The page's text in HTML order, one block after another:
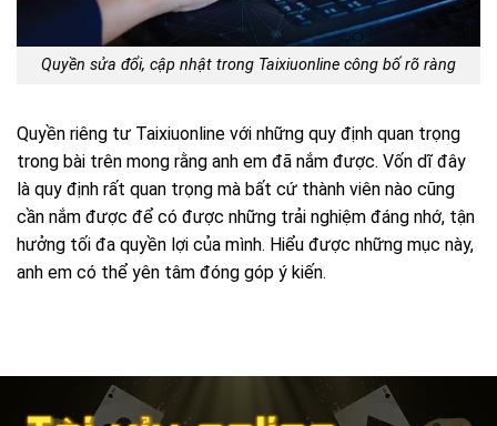
Quyền sửa đổi, cập nhật trong Taixiuonline công bố rõ ràng
Quyền riêng tư Taixiuonline với những quy định quan trọng
trong bài trên mong rằng anh em đã nắm được. Vốn dĩ đây
là quy định rất quan trọng mà bất cứ thành viên nào cũng
cần nắm được để có được những trải nghiệm đáng nhớ, tận
hưởng tối đa quyền lợi của mình. Hiểu được những mục này,
anh em có thể yên tâm đóng góp ý kiến.